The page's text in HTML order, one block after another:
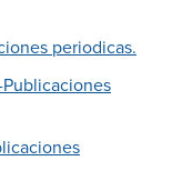
periodicas.